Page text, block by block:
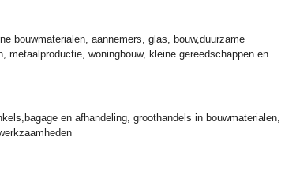
bouwmaterialen, aannemers, glas, bouw,duurzame
metaalproductie, woningbouw, kleine gereedschappen en
bagage en afhandeling, groothandels in bouwmaterialen,